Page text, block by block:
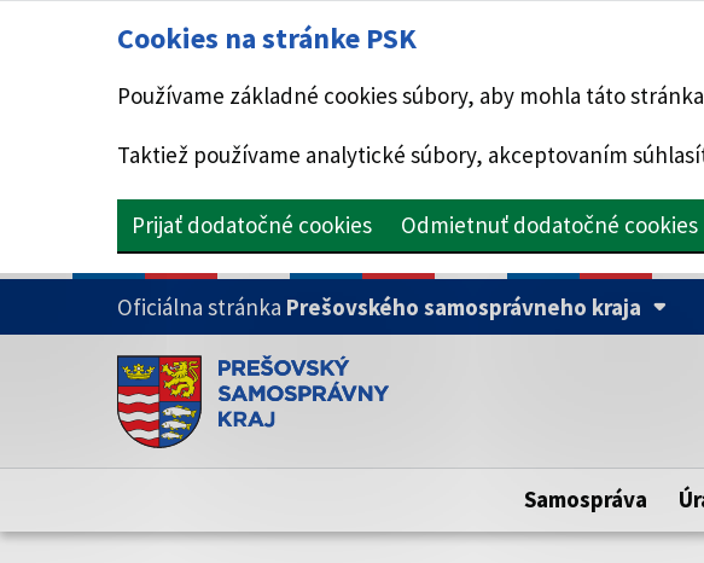
Cookies na stránke PSK
Používame základné cookies súbory, aby mohla táto
Taktiež používame analytické súbory, akceptovaním
Prijať dodatočné cookies Odmietnuť dodatočné cookies
PRESKOČIŤ NA HLAVNÝ OBSAH
Oficiálna stránka Prešovského samosprávneho kraja
Doména psk.sk je oficiálna
Toto je oficiálna webová stránka Prešovského
Samospráva